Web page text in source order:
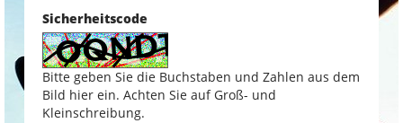
Sicherheitscode
Bitte geben Sie die Buchstaben und Zahlen aus dem
Bild hier ein. Achten Sie auf Groß- und
Kleinschreibung.